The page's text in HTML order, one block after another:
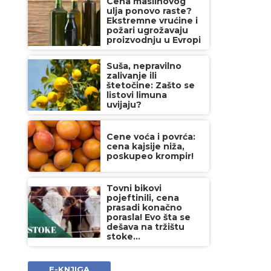
ulja ponovo raste?
Ekstremne vrućine i
požari ugrožavaju
proizvodnju u Evropi
Suša, nepravilno
zalivanje ili
štetočine: Zašto se
listovi limuna
uvijaju?
Cene voća i povrća:
cena kajsije niža,
poskupeo krompir!
Tovni bikovi
pojeftinili, cena
prasadi konačno
porasla! Evo šta se
dešava na tržištu
stoke...